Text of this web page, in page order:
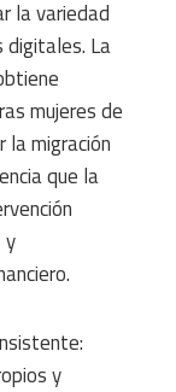
la variedad
digitales. La
mujeres de
la migración
que la
y
y